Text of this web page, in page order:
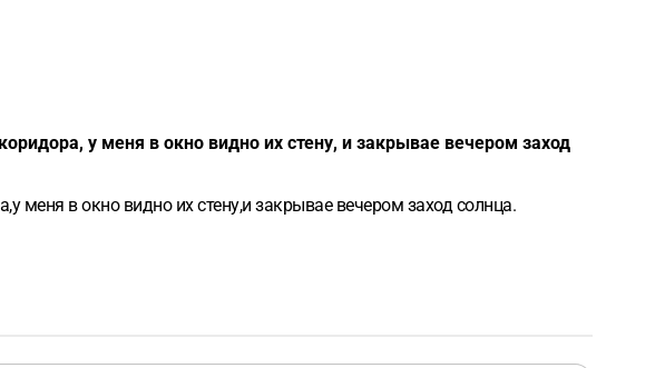
у меня в окно видно их стену, и закрывае вечером заход
меня в окно видно их стену,и закрывае вечером заход солнца.